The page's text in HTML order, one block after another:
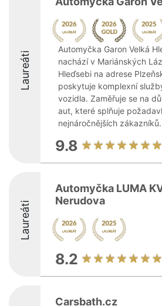
Laureáti
Automyčka Garon Velká
nachází v Mariánských
Hleďsebi na adrese
poskytuje komplexní
vozidla. Zaměřuje se na
aut, které splňuje
nejnáročnějších
9.8
Laureáti
Automyčka LUMA
Nerudova
8.2
Carsbath.cz